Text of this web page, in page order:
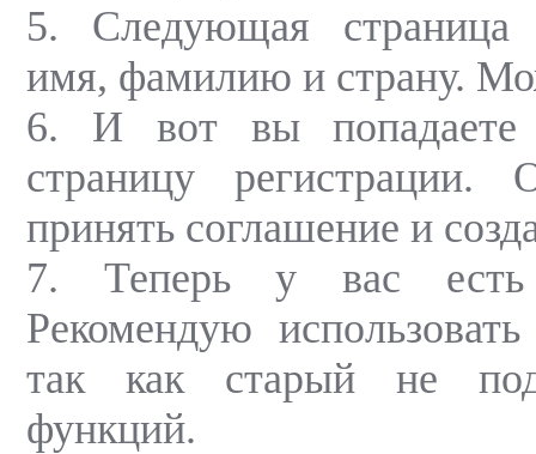
5. Следующая страница
имя, фамилию и страну.
6. И вот вы
страницу регистрации.
принять соглашение и
7. Теперь у вас есть
Рекомендую
так как старый не
функций.